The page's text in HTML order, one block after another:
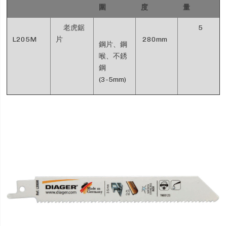
圍
度
量
L205M
老虎鋸
片
鋼片、鋼
喉、不銹
鋼
(3-5mm)
280mm
5